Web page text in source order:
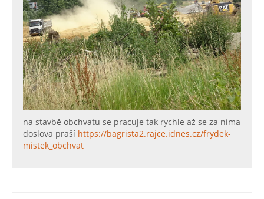
na stavbě obchvatu se pracuje tak rychle až se za níma
doslova praší https://bagrista2.rajce.idnes.cz/frydek-
mistek_obchvat